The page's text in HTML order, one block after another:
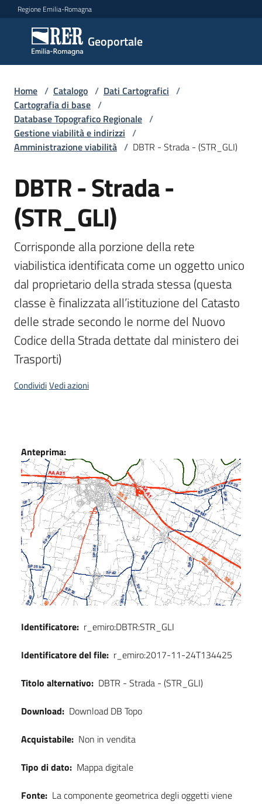
Vai al contenuto
Vai alla navigazione
Vai al footer
Regione Emilia-Romagna
Geoportale
Geoportale
Catalogo
dati,
servizi
e
metadati
Visualizza
dati
on-
Scarica
dati
Approfondimenti
Seguici
su
Home / Catalogo / Dati Cartografici /
Cartografia di base /
Database Topografico Regionale /
Gestione viabilità e indirizzi /
Amministrazione viabilità / DBTR - Strada - (STR_GLI)
Salta al contenuto
DBTR - Strada -
(STR_GLI)
Corrisponde alla porzione della rete
viabilistica identificata come un oggetto unico
dal proprietario della strada stessa (questa
classe è finalizzata all’istituzione del Catasto
delle strade secondo le norme del Nuovo
Codice della Strada dettate dal ministero dei
Trasporti)
CondividiVedi azioni
Dati
Anteprima:
Identificatore: r_emiro:DBTR:STR_GLI
Identificatore del file: r_emiro:2017-11-24T134425
Titolo alternativo: DBTR - Strada - (STR_GLI)
Download: Download DB Topo
Acquistabile: Non in vendita
Tipo di dato: Mappa digitale
Fonte: La componente geometrica degli oggetti viene